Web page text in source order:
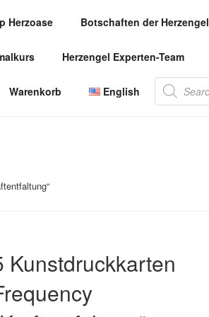
Herzoase Botschaften der Herzengel
Herzengel Experten-Team
Warenkorb English
Products
search
Kunstdruckkarten